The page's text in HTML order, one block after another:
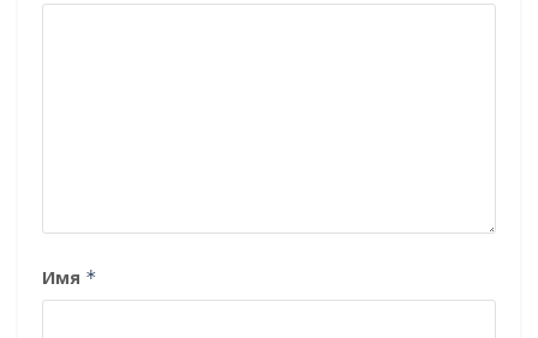
Имя *